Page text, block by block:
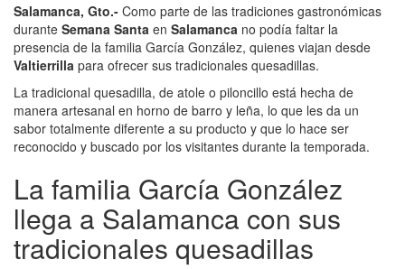
Salamanca, Gto.- Como parte de las tradiciones gastronómicas
durante Semana Santa en Salamanca no podía faltar la
presencia de la familia García González, quienes viajan desde
Valtierrilla para ofrecer sus tradicionales quesadillas.
La tradicional quesadilla, de atole o piloncillo está hecha de
manera artesanal en horno de barro y leña, lo que les da un
sabor totalmente diferente a su producto y que lo hace ser
reconocido y buscado por los visitantes durante la temporada.
La familia García González
llega a Salamanca con sus
tradicionales quesadillas